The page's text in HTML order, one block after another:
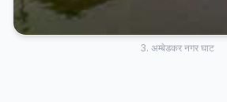
3. अम्बेडकर नगर घाट